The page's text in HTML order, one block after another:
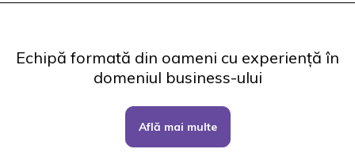
Echipă formată din oameni cu experiență în
domeniul business-ului
Află mai multe